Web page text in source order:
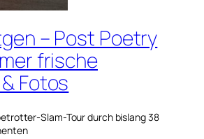
– Post Poetry
frische
Fotos
Slam-Tour durch bislang 38